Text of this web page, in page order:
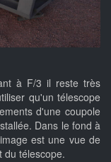
à F/3 il reste très
qu'un télescope
d'une coupole
Dans le fond à
est une vue de
du télescope.